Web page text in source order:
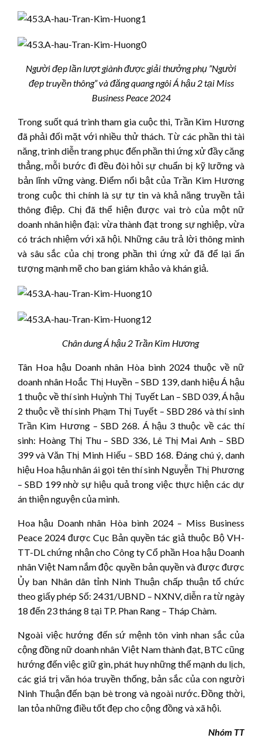
Người đẹp lần lượt giành được giải thưởng phụ ”Người
đẹp truyền thông” và đăng quang ngôi Á hậu 2 tại Miss
Business Peace 2024
Trong suốt quá trình tham gia cuộc thi, Trần Kim Hương
đã phải đối mặt với nhiều thử thách. Từ các phần thi tài
năng, trình diễn trang phục đến phần thi ứng xử đầy căng
thẳng, mỗi bước đi đều đòi hỏi sự chuẩn bị kỹ lưỡng và
bản lĩnh vững vàng. Điểm nổi bật của Trần Kim Hương
trong cuộc thi chính là sự tự tin và khả năng truyền tải
thông điệp. Chị đã thể hiện được vai trò của một nữ
doanh nhân hiện đại: vừa thành đạt trong sự nghiệp, vừa
có trách nhiệm với xã hội. Những câu trả lời thông minh
và sâu sắc của chị trong phần thi ứng xử đã để lại ấn
tượng mạnh mẽ cho ban giám khảo và khán giả.
Chân dung Á hậu 2 Trần Kim Hương
Tân Hoa hậu Doanh nhân Hòa bình 2024 thuộc về nữ
doanh nhân Hoắc Thị Huyền – SBD 139, danh hiệu Á hậu
1 thuộc về thí sinh Huỳnh Thị Tuyết Lan – SBD 039, Á hậu
2 thuộc về thí sinh Phạm Thị Tuyết – SBD 286 và thí sinh
Trần Kim Hương – SBD 268. Á hậu 3 thuộc về các thí
sinh: Hoàng Thị Thu – SBD 336, Lê Thị Mai Anh – SBD
399 và Văn Thị Minh Hiếu – SBD 168. Đáng chú ý, danh
hiệu Hoa hậu nhân ái gọi tên thí sinh Nguyễn Thị Phương
– SBD 199 nhờ sự hiệu quả trong việc thực hiện các dự
án thiện nguyện của mình.
Hoa hậu Doanh nhân Hòa bình 2024 – Miss Business
Peace 2024 được Cục Bản quyền tác giả thuộc Bộ VH-
TT-DL chứng nhận cho Công ty Cổ phần Hoa hậu Doanh
nhân Việt Nam nắm độc quyền bản quyền và được được
Ủy ban Nhân dân tỉnh Ninh Thuận chấp thuận tổ chức
theo giấy phép Số: 2431/UBND – NXNV, diễn ra từ ngày
18 đến 23 tháng 8 tại TP. Phan Rang – Tháp Chàm.
Ngoài việc hướng đến sứ mệnh tôn vinh nhan sắc của
cộng đồng nữ doanh nhân Việt Nam thành đạt, BTC cũng
hướng đến việc giữ gìn, phát huy những thế mạnh du lịch,
các giá trị văn hóa truyền thống, bản sắc của con người
Ninh Thuận đến bạn bè trong và ngoài nước. Đồng thời,
lan tỏa những điều tốt đẹp cho cộng đồng và xã hội.
Nhóm TT